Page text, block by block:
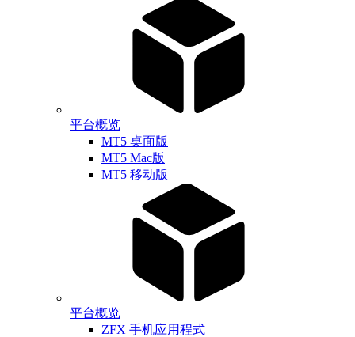
平台概览
MT5 桌面版
MT5 Mac版
MT5 移动版
平台概览
ZFX 手机应用程式